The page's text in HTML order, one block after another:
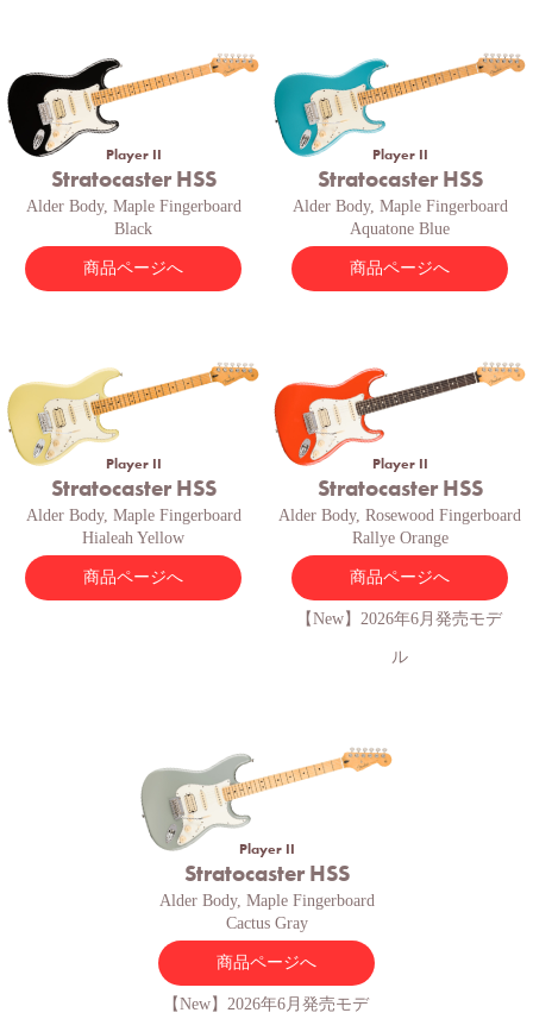
Player II
Stratocaster HSS
Alder Body, Maple Fingerboard
Black
商品ページへ
Player II
Stratocaster HSS
Alder Body, Maple Fingerboard
Aquatone Blue
商品ページへ
Player II
Stratocaster HSS
Alder Body, Maple Fingerboard
Hialeah Yellow
商品ページへ
Player II
Stratocaster HSS
Alder Body, Rosewood Fingerboard
Rallye Orange
商品ページへ
【New】2026年6月発売モデ
ル
Player II
Stratocaster HSS
Alder Body, Maple Fingerboard
Cactus Gray
商品ページへ
【New】2026年6月発売モデ